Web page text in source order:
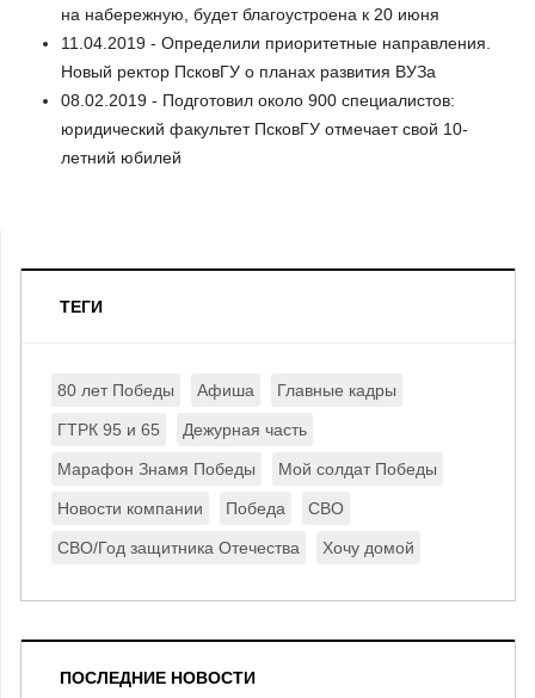
на набережную, будет благоустроена к 20 июня
11.04.2019 - Определили приоритетные направления.
Новый ректор ПсковГУ о планах развития ВУЗа
08.02.2019 - Подготовил около 900 специалистов:
юридический факультет ПсковГУ отмечает свой 10-
летний юбилей
ТЕГИ
80 лет Победы Афиша Главные кадры
ГТРК 95 и 65 Дежурная часть
Марафон Знамя Победы Мой солдат Победы
Новости компании Победа СВО
СВО/Год защитника Отечества Хочу домой
ПОСЛЕДНИЕ НОВОСТИ